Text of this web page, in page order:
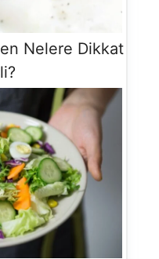
Nelere Dikkat